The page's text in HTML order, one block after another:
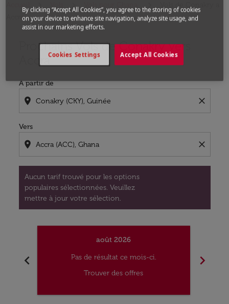
Vols pour Ghana
Vols de Conakry a
Accra
Prochains Vols de Conakry vers
Accra
À partir de
location_on close
Vers
location_on close
Aucun tarif trouvé pour les options
populaires sélectionnées. Veuillez
mettre à jour votre sélection.
Aucun tarif trouvé pour les options populaires
chevron_left
août 2026
Pas de résultat ce mois-ci.
Trouver des offres
chevron_right
By clicking “Accept All Cookies”, you agree to the storing of cookies
on your device to enhance site navigation, analyze site usage, and
assist in our marketing efforts.
Accept All Cookies
Cookies Settings